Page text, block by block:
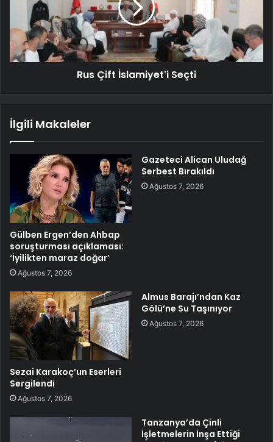
Rus Çift İslamiyet'i Seçti
İlgili Makaleler
Gülben Ergen’den Ahbap
soruşturması açıklaması:
‘İyilikten maraz doğar’
Ağustos 7, 2026
Gazeteci Alican Uludağ
Serbest Bırakıldı
Ağustos 7, 2026
Sezai Karakoç’un Eserleri
Sergilendi
Ağustos 7, 2026
Almus Barajı’ndan Kaz
Gölü’ne Su Taşınıyor
Ağustos 7, 2026
Tanzanya’da Çinli
İşletmelerin İnşa Ettiği